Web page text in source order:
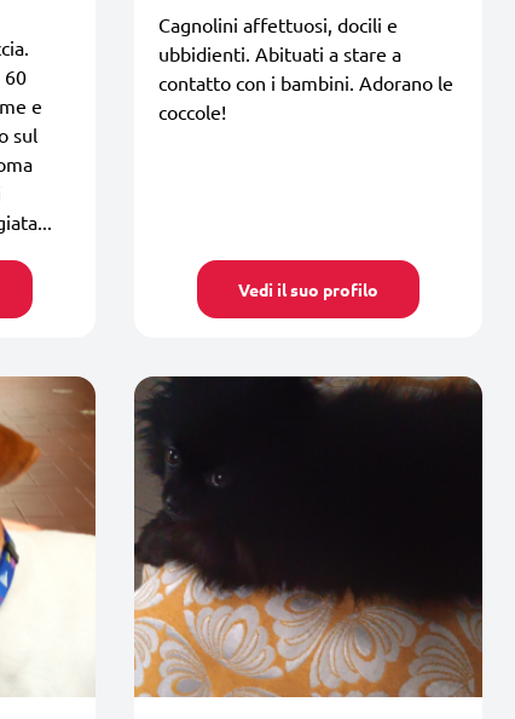
60
e
sul
Cagnolini affettuosi, docili e
ubbidienti. Abituati a stare a
contatto con i bambini. Adorano le
coccole!
Vedi il suo profilo